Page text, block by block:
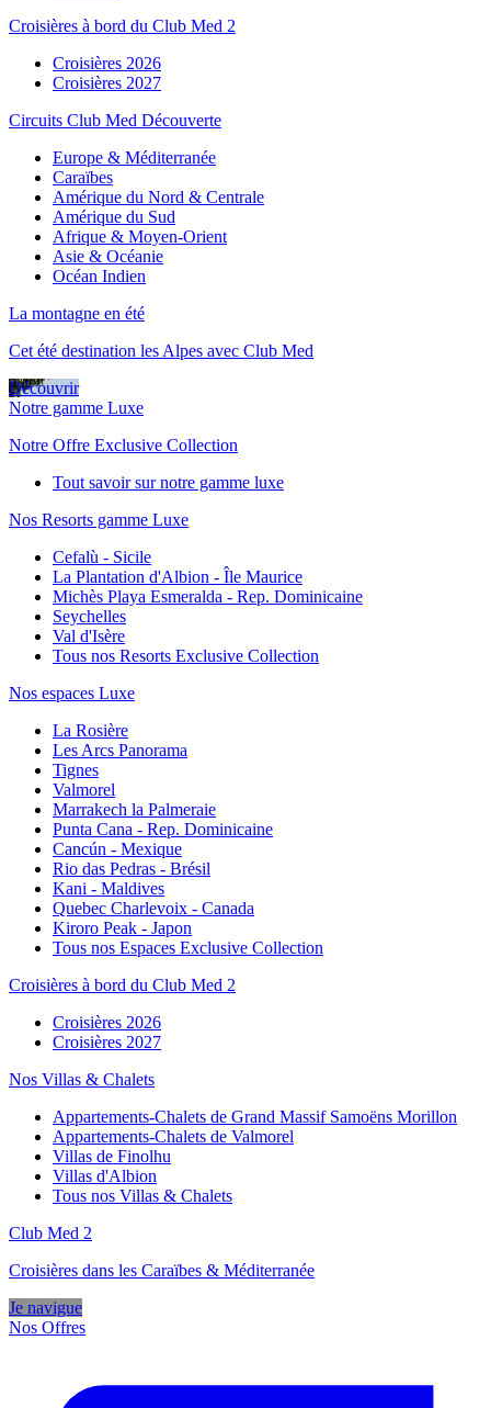
Croisières à bord du Club Med 2
Croisières 2026
Croisières 2027
Circuits Club Med Découverte
Europe & Méditerranée
Caraïbes
Amérique du Nord & Centrale
Amérique du Sud
Afrique & Moyen-Orient
Asie & Océanie
Océan Indien
La montagne en été
Cet été destination les Alpes avec Club Med
Découvrir
Notre gamme Luxe
Notre Offre Exclusive Collection
Tout savoir sur notre gamme luxe
Nos Resorts gamme Luxe
Cefalù - Sicile
La Plantation d'Albion - Île Maurice
Michès Playa Esmeralda - Rep. Dominicaine
Seychelles
Val d'Isère
Tous nos Resorts Exclusive Collection
Nos espaces Luxe
La Rosière
Les Arcs Panorama
Tignes
Valmorel
Marrakech la Palmeraie
Punta Cana - Rep. Dominicaine
Cancún - Mexique
Rio das Pedras - Brésil
Kani - Maldives
Quebec Charlevoix - Canada
Kiroro Peak - Japon
Tous nos Espaces Exclusive Collection
Croisières à bord du Club Med 2
Croisières 2026
Croisières 2027
Nos Villas & Chalets
Appartements-Chalets de Grand Massif Samoëns Morillon
Appartements-Chalets de Valmorel
Villas de Finolhu
Villas d'Albion
Tous nos Villas & Chalets
Club Med 2
Croisières dans les Caraïbes & Méditerranée
Je navigue
Nos Offres